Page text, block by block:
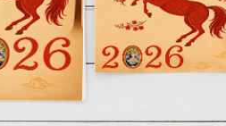
рамке
10х10
10×15
13×18
15×15
15×20
20×20